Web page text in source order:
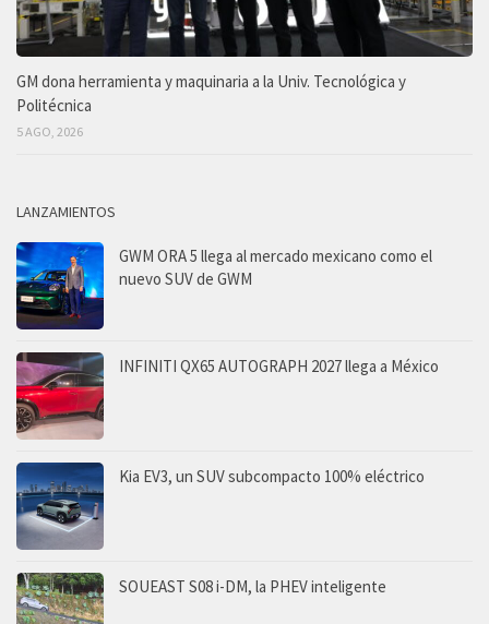
GM dona herramienta y maquinaria a la Univ. Tecnológica y
Politécnica
5 AGO, 2026
LANZAMIENTOS
GWM ORA 5 llega al mercado mexicano como el
nuevo SUV de GWM
INFINITI QX65 AUTOGRAPH 2027 llega a México
Kia EV3, un SUV subcompacto 100% eléctrico
SOUEAST S08 i-DM, la PHEV inteligente